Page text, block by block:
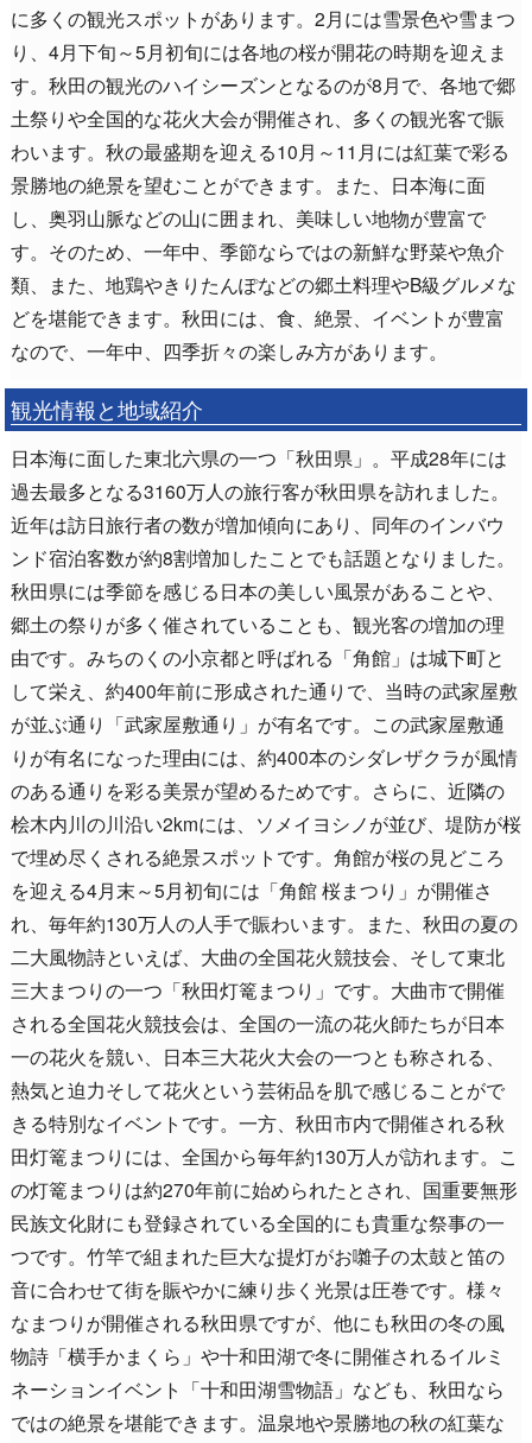
に多くの観光スポットがあります。2月には雪景色や雪まつ
り、4月下旬～5月初旬には各地の桜が開花の時期を迎えま
す。秋田の観光のハイシーズンとなるのが8月で、各地で郷
土祭りや全国的な花火大会が開催され、多くの観光客で賑
わいます。秋の最盛期を迎える10月～11月には紅葉で彩る
景勝地の絶景を望むことができます。また、日本海に面
し、奥羽山脈などの山に囲まれ、美味しい地物が豊富で
す。そのため、一年中、季節ならではの新鮮な野菜や魚介
類、また、地鶏やきりたんぽなどの郷土料理やB級グルメな
どを堪能できます。秋田には、食、絶景、イベントが豊富
なので、一年中、四季折々の楽しみ方があります。
観光情報と地域紹介
日本海に面した東北六県の一つ「秋田県」。平成28年には
過去最多となる3160万人の旅行客が秋田県を訪れました。
近年は訪日旅行者の数が増加傾向にあり、同年のインバウ
ンド宿泊客数が約8割増加したことでも話題となりました。
秋田県には季節を感じる日本の美しい風景があることや、
郷土の祭りが多く催されていることも、観光客の増加の理
由です。みちのくの小京都と呼ばれる「角館」は城下町と
して栄え、約400年前に形成された通りで、当時の武家屋敷
が並ぶ通り「武家屋敷通り」が有名です。この武家屋敷通
りが有名になった理由には、約400本のシダレザクラが風情
のある通りを彩る美景が望めるためです。さらに、近隣の
桧木内川の川沿い2kmには、ソメイヨシノが並び、堤防が桜
で埋め尽くされる絶景スポットです。角館が桜の見どころ
を迎える4月末～5月初旬には「角館 桜まつり」が開催さ
れ、毎年約130万人の人手で賑わいます。また、秋田の夏の
二大風物詩といえば、大曲の全国花火競技会、そして東北
三大まつりの一つ「秋田灯篭まつり」です。大曲市で開催
される全国花火競技会は、全国の一流の花火師たちが日本
一の花火を競い、日本三大花火大会の一つとも称される、
熱気と迫力そして花火という芸術品を肌で感じることがで
きる特別なイベントです。一方、秋田市内で開催される秋
田灯篭まつりには、全国から毎年約130万人が訪れます。こ
の灯篭まつりは約270年前に始められたとされ、国重要無形
民族文化財にも登録されている全国的にも貴重な祭事の一
つです。竹竿で組まれた巨大な提灯がお囃子の太鼓と笛の
音に合わせて街を賑やかに練り歩く光景は圧巻です。様々
なまつりが開催される秋田県ですが、他にも秋田の冬の風
物詩「横手かまくら」や十和田湖で冬に開催されるイルミ
ネーションイベント「十和田湖雪物語」なども、秋田なら
ではの絶景を堪能できます。温泉地や景勝地の秋の紅葉な